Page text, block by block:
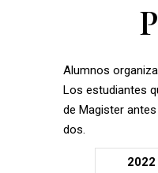
Alumnos
Los estudiantes
de Magister
dos.
2022